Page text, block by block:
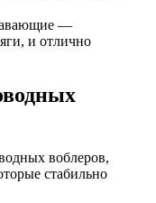
—
и отлично
воблеров,
стабильно